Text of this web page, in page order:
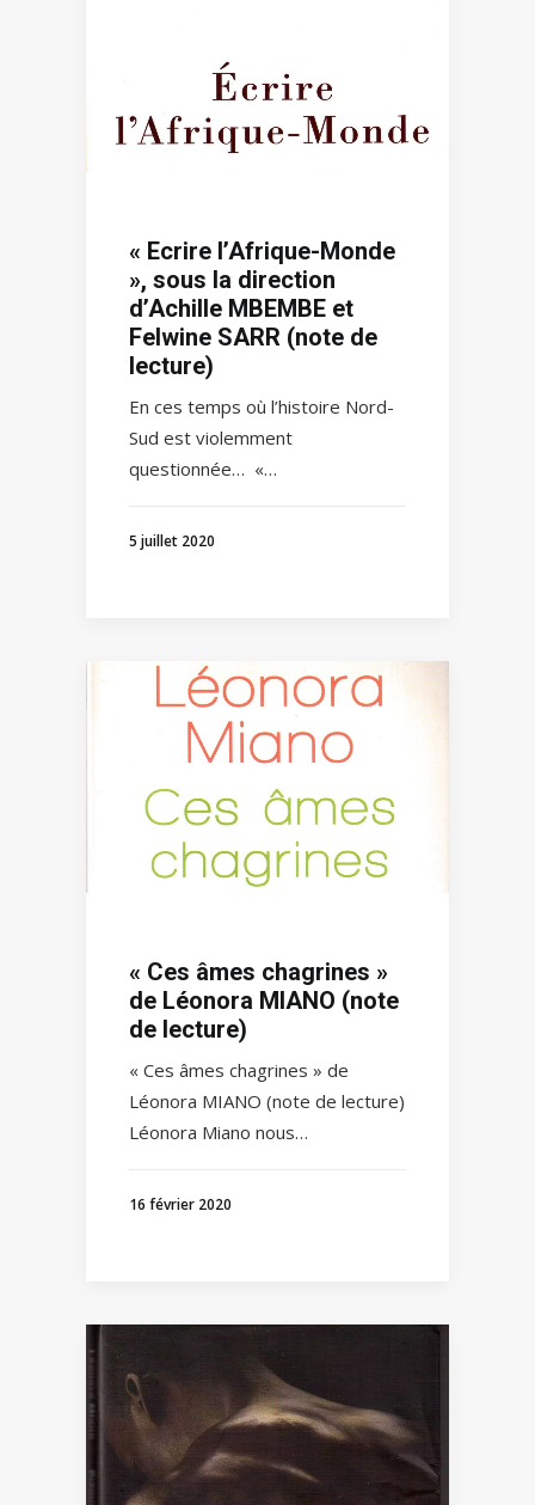
« Ecrire l’Afrique-Monde
», sous la direction
d’Achille MBEMBE et
Felwine SARR (note de
lecture)
En ces temps où l’histoire Nord-
Sud est violemment
questionnée… «…
5 juillet 2020
« Ces âmes chagrines »
de Léonora MIANO (note
de lecture)
« Ces âmes chagrines » de
Léonora MIANO (note de lecture)
Léonora Miano nous…
16 février 2020